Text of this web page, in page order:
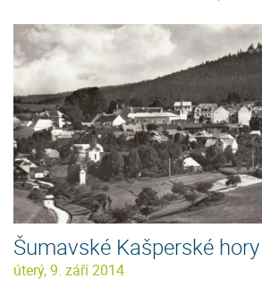
Šumavské Kašperské hory
úterý, 9. září 2014